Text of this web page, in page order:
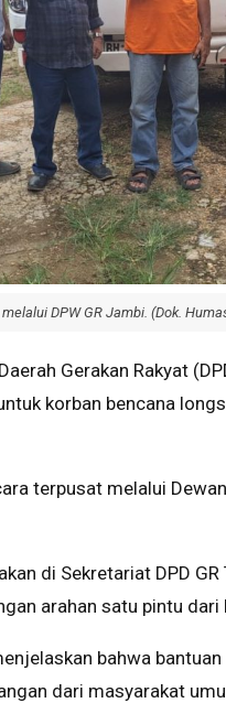
DPW GR Jambi. (Dok.
Gerakan Rakyat
korban bencana
terpusat melalui
di Sekretariat DPD
arahan satu pintu dari
bahwa
dari masyarakat